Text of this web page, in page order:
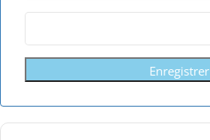
Enregistrer